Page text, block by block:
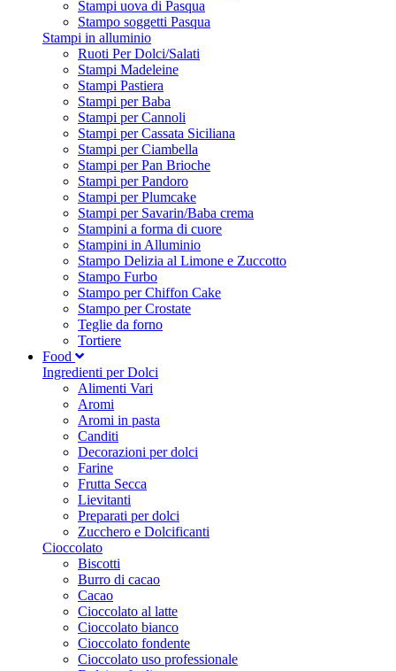
Stampi uova di Pasqua
Stampo soggetti Pasqua
Stampi in alluminio
Ruoti Per Dolci/Salati
Stampi Madeleine
Stampi Pastiera
Stampi per Baba
Stampi per Cannoli
Stampi per Cassata Siciliana
Stampi per Ciambella
Stampi per Pan Brioche
Stampi per Pandoro
Stampi per Plumcake
Stampi per Savarin/Baba crema
Stampini a forma di cuore
Stampini in Alluminio
Stampo Delizia al Limone e Zuccotto
Stampo Furbo
Stampo per Chiffon Cake
Stampo per Crostate
Teglie da forno
Tortiere
Food
Ingredienti per Dolci
Alimenti Vari
Aromi
Aromi in pasta
Canditi
Decorazioni per dolci
Farine
Frutta Secca
Lievitanti
Preparati per dolci
Zucchero e Dolcificanti
Cioccolato
Biscotti
Burro di cacao
Cacao
Cioccolato al latte
Cioccolato bianco
Cioccolato fondente
Cioccolato uso professionale